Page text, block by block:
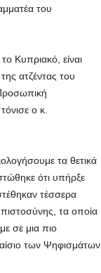
του
Κυπριακό, είναι
ατζέντας του
ο κ.
τα θετικά
ότι υπήρξε
τέσσερα
τα οποία
σε μια πιο
των Ψηφισμάτων